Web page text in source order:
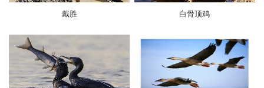
戴胜 白骨顶鸡